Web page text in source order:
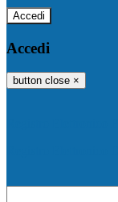
Accedi
Accedi
button close ×